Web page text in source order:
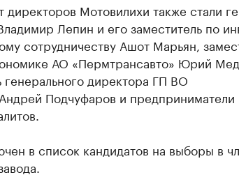
директоров Мотовилихи также стали
Лепин и его заместитель по
сотрудничеству Ашот Марьян,
АО «Пермтрансавто» Юрий
генерального директора ГП ВО
Подчуфаров и предприниматели
в список кандидатов на выборы в